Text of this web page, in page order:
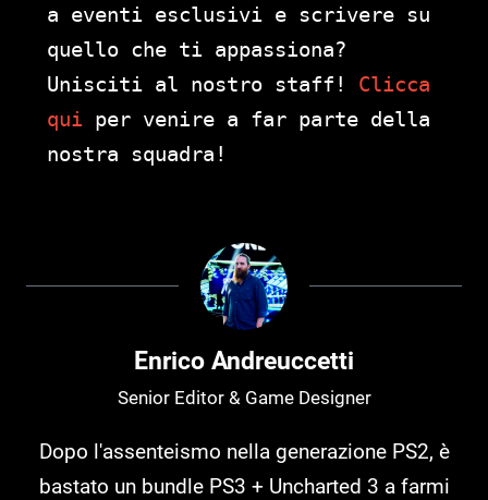
a eventi esclusivi e scrivere su
quello che ti appassiona?
Unisciti al nostro staff! Clicca
qui per venire a far parte della
nostra squadra!
Enrico Andreuccetti
Senior Editor & Game Designer
Dopo l'assenteismo nella generazione PS2, è
bastato un bundle PS3 + Uncharted 3 a farmi